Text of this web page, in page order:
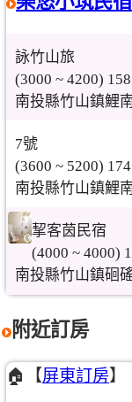
詠竹山旅
(3000 ~ 4200)
南投縣竹山鎮鯉
7號
(3600 ~ 5200)
南投縣竹山鎮鯉
挈客茵民宿
(4000 ~ 4000)
南投縣竹山鎮硘
附近訂房
🏠【屏東訂房】